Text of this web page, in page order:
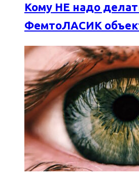
Кому НЕ надо
ФемтоЛАСИК